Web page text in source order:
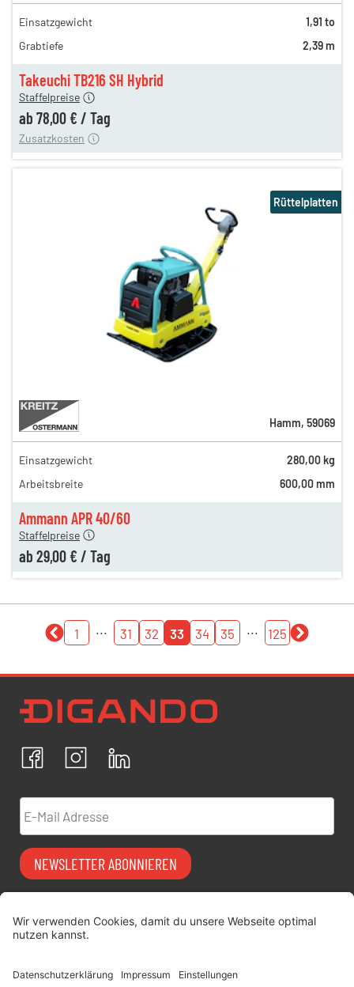
Takeuchi TB216 SH Hybrid
134,00 €
111,00 €
92,00 €
Staffelpreise
ab 78,00 € / Tag
12,00 €
Zusatzkosten
Einsatzgewicht
1,91 to
Grabtiefe
2,39 m
Ammann APR 40/60
44,00 €
37,00 €
Staffelpreise
ab 29,00 € / Tag
Rüttelplatten
Hamm, 59069
Einsatzgewicht
280,00 kg
Arbeitsbreite
600,00 mm
1 ... 31 32 33 34 35 ... 125
FacebookInstagram
Ich bestätige, dass ich die
Datenschutzrichtlinien
personenbezogenen Daten einverstanden.
E-Mail Adresse
NEWSLETTER ABONNIEREN
Vermiet-Partner
digitimes | blog
FAQ